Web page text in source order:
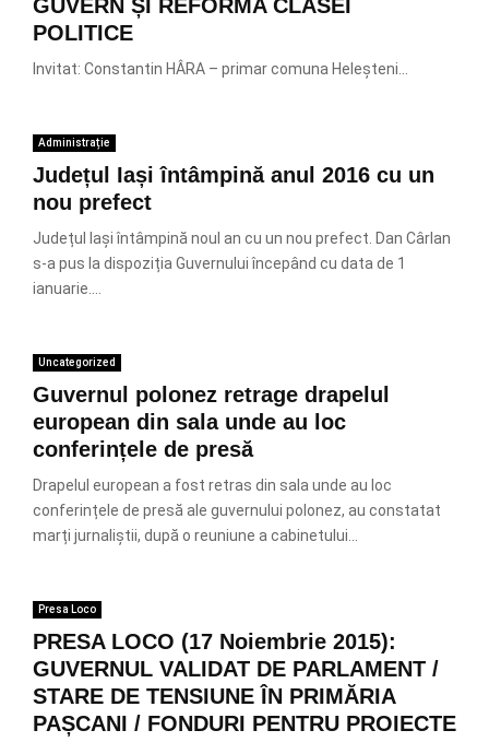
GUVERN ȘI REFORMA CLASEI
POLITICE
Invitat: Constantin HÂRA – primar comuna Heleșteni...
Administrație
Județul Iași întâmpină anul 2016 cu un
nou prefect
Județul Iași întâmpină noul an cu un nou prefect. Dan Cârlan
s-a pus la dispoziția Guvernului începând cu data de 1
ianuarie....
Uncategorized
Guvernul polonez retrage drapelul
european din sala unde au loc
conferințele de presă
Drapelul european a fost retras din sala unde au loc
conferințele de presă ale guvernului polonez, au constatat
marți jurnaliștii, după o reuniune a cabinetului...
Presa Loco
PRESA LOCO (17 Noiembrie 2015):
GUVERNUL VALIDAT DE PARLAMENT /
STARE DE TENSIUNE ÎN PRIMĂRIA
PAȘCANI / FONDURI PENTRU PROIECTE